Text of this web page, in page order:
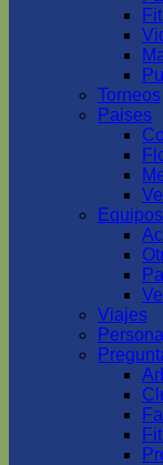
Torneos
Paises
Equipos
Viajes